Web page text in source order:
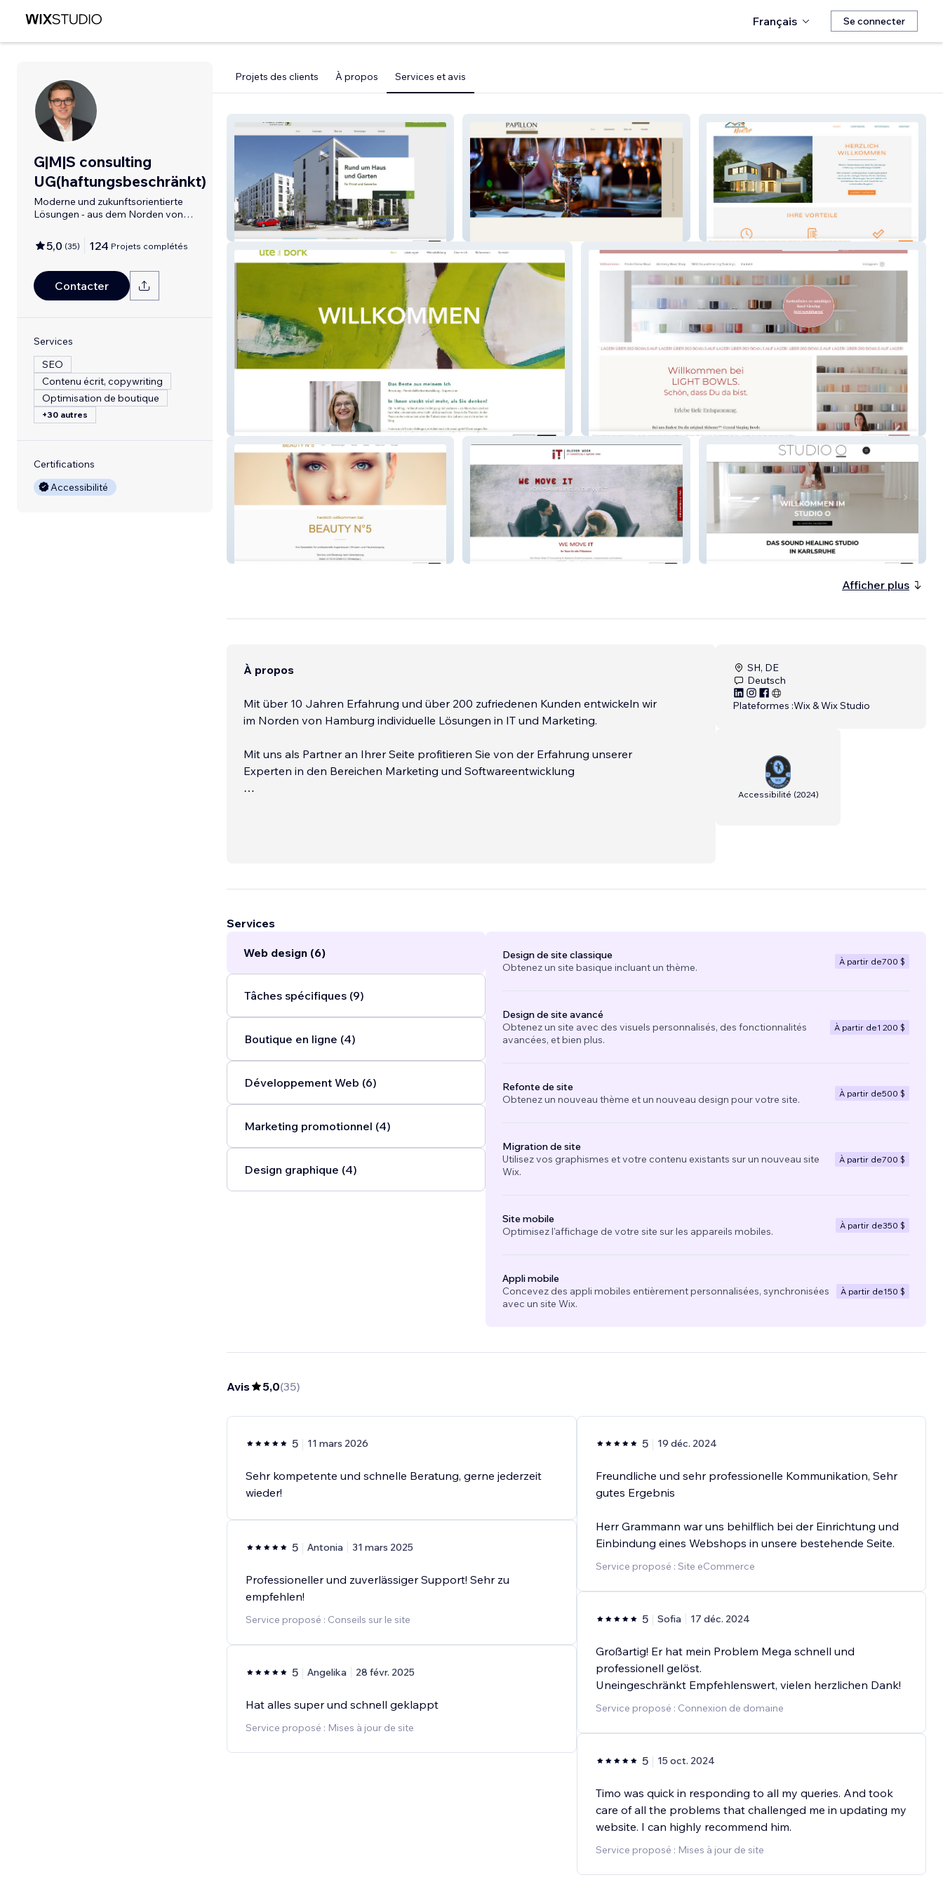
Français Se connecter
G|M|S consulting
UG(haftungsbeschränkt)
Moderne und zukunftsorientierte
Lösungen - aus dem Norden von
5,0 (35) 124 Projets complétés
Contacter
Services
SEO
Contenu écrit, copywriting
Optimisation de boutique
+30 autres
Certifications
Accessibilité
Projets des clients À propos Services et avis
ABAZI-Service Mentor Gebäudeservice
Oliver Wiek IT-Consulting
&amp;amp;amp; Systems GmbH
Afficher plus
À propos
Mit über 10 Jahren Erfahrung und über 200 zufriedenen Kunden entwickeln wir
im Norden von Hamburg individuelle Lösungen in IT und Marketing.
Mit uns als Partner an Ihrer Seite profitieren Sie von der Erfahrung unserer
Experten in den Bereichen Marketing und Softwareentwicklung
SH, DE
Deutsch
Plateformes :Wix & Wix Studio
Accessibilité (2024)
Services
Web design (6)
Tâches spécifiques (9)
Boutique en ligne (4)
Développement Web (6)
Marketing promotionnel (4)
Design graphique (4)
Design de site classique
Obtenez un site basique incluant un thème.
À partir de700 $
Design de site avancé
Obtenez un site avec des visuels personnalisés, des fonctionnalités
avancées, et bien plus.
À partir de1 200 $
Refonte de site
Obtenez un nouveau thème et un nouveau design pour votre site.
À partir de500 $
Migration de site
Utilisez vos graphismes et votre contenu existants sur un nouveau site
Wix.
À partir de700 $
Site mobile
Optimisez l'affichage de votre site sur les appareils mobiles.
À partir de350 $
Appli mobile
Concevez des appli mobiles entièrement personnalisées, synchronisées
avec un site Wix.
À partir de150 $
Avis 5,0(35)
5 11 mars 2026
Sehr kompetente und schnelle Beratung, gerne jederzeit
wieder!
5 Antonia 31 mars 2025
Professioneller und zuverlässiger Support! Sehr zu
empfehlen!
Service proposé : Conseils sur le site
5 Angelika 28 févr. 2025
Hat alles super und schnell geklappt
Service proposé : Mises à jour de site
5 19 déc. 2024
Freundliche und sehr professionelle Kommunikation, Sehr
gutes Ergebnis
Herr Grammann war uns behilflich bei der Einrichtung und
Einbindung eines Webshops in unsere bestehende Seite.
Service proposé : Site eCommerce
5 Sofia 17 déc. 2024
Großartig! Er hat mein Problem Mega schnell und
professionell gelöst.
Uneingeschränkt Empfehlenswert, vielen herzlichen Dank!
Service proposé : Connexion de domaine
5 15 oct. 2024
Timo was quick in responding to all my queries. And took
care of all the problems that challenged me in updating my
website. I can highly recommend him.
Service proposé : Mises à jour de site